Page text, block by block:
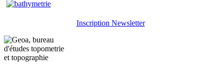
Inscription Newsletter